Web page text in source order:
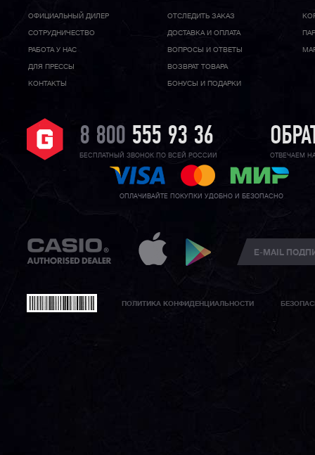
ОФИЦИАЛЬНЫЙ ДИЛЕР
CОТРУДНИЧЕСТВО
РАБОТА У НАС
ДЛЯ ПРЕССЫ
КОНТАКТЫ
ОТСЛЕДИТЬ ЗАКАЗ
ДОСТАВКА И ОПЛАТА
ВОПРОСЫ И ОТВЕТЫ
ВОЗВРАТ ТОВАРА
БОНУСЫ И ПОДАРКИ
8 800 555 93 36
БЕСПЛАТНЫЙ ЗВОНОК ПО ВСЕЙ РОССИИ ОТВЕЧАЕМ
ОПЛАЧИВАЙТЕ ПОКУПКИ УДОБНО И БЕЗОПАСНО
ПОЛИТИКА КОНФИДЕНЦИАЛЬНОСТИ